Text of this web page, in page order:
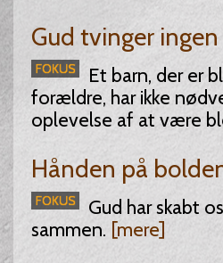
Gud tvinger ingen
Et barn, der er
forældre, har ikke
oplevelse af at være
Hånden på
Gud har skabt
sammen. [mere]